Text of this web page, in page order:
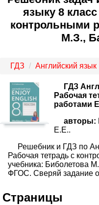
языку 8
контрольными
М.З.,
ГДЗ Английский язык
ГДЗ
Рабочая
работами
авторы:
Е.Е..
Решебник и ГДЗ по
Рабочая тетрадь с
учебника: Биболетова
ФГОС. Сверяй задание
Страницы